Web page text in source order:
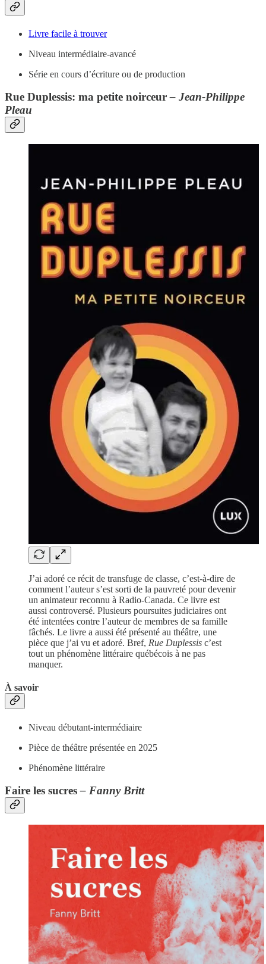
Livre facile à trouver
Niveau intermédiaire-avancé
Série en cours d’écriture ou de production
Rue Duplessis: ma petite noirceur – Jean-Philippe
Pleau
J’ai adoré ce récit de transfuge de classe, c’est-à-dire de
comment l’auteur s’est sorti de la pauvreté pour devenir
un animateur reconnu à Radio-Canada. Ce livre est
aussi controversé. Plusieurs poursuites judiciaires ont
été intentées contre l’auteur de membres de sa famille
fâchés. Le livre a aussi été présenté au théâtre, une
pièce que j’ai vu et adoré. Bref, Rue Duplessis c’est
tout un phénomène littéraire québécois à ne pas
manquer.
À savoir
Niveau débutant-intermédiaire
Pièce de théâtre présentée en 2025
Phénomène littéraire
Faire les sucres– Fanny Britt